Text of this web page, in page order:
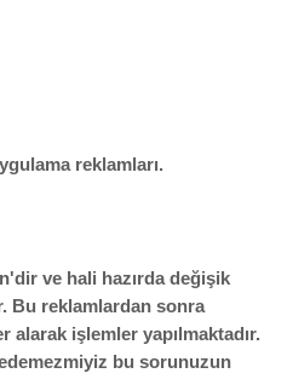
reklamları.
ve hali hazırda değişik
Bu reklamlardan sonra
işlemler yapılmaktadır.
bu sorunuzun